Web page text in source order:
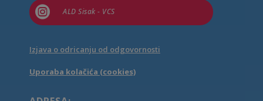
 ALD Sisak - VCS
Izjava o odricanju od odgovornosti
Uporaba kolačića (cookies)